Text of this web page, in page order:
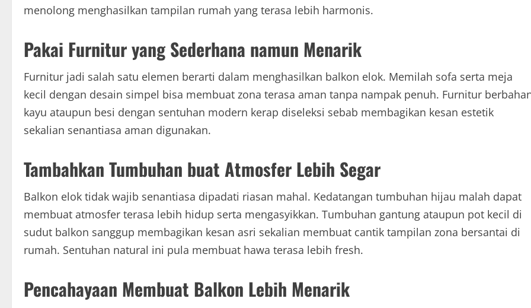
menolong menghasilkan tampilan rumah yang terasa lebih harmonis.
Pakai Furnitur yang Sederhana namun Menarik
Furnitur jadi salah satu elemen berarti dalam menghasilkan balkon elok. Memilah sofa serta meja
kecil dengan desain simpel bisa membuat zona terasa aman tanpa nampak penuh. Furnitur
kayu ataupun besi dengan sentuhan modern kerap diseleksi sebab membagikan kesan estetik
sekalian senantiasa aman digunakan.
Tambahkan Tumbuhan buat Atmosfer Lebih Segar
Balkon elok tidak wajib senantiasa dipadati riasan mahal. Kedatangan tumbuhan hijau malah dapat
membuat atmosfer terasa lebih hidup serta mengasyikkan. Tumbuhan gantung ataupun pot kecil di
sudut balkon sanggup membagikan kesan asri sekalian membuat cantik tampilan zona bersantai di
rumah. Sentuhan natural ini pula membuat hawa terasa lebih fresh.
Pencahayaan Membuat Balkon Lebih Menarik